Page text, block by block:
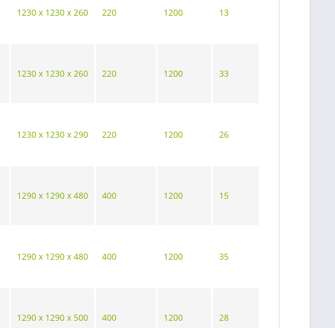
1230 x 1230 x 260 220 1200 13
1230 x 1230 x 260 220 1200 33
1230 x 1230 x 290 220 1200 26
1290 x 1290 x 480 400 1200 15
1290 x 1290 x 480 400 1200 35
1290 x 1290 x 500 400 1200 28